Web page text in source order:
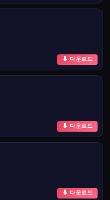
⬇ 다운로드
⬇ 다운로드
⬇ 다운로드